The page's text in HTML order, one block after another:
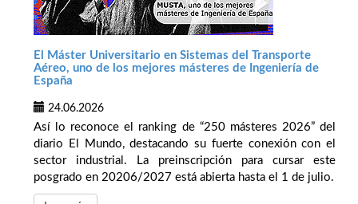
El Máster Universitario en Sistemas del Transporte
Aéreo, uno de los mejores másteres de Ingeniería de
España
24.06.2026
Así lo reconoce el ranking de “250 másteres 2026” del
diario El Mundo, destacando su fuerte conexión con el
sector industrial. La preinscripción para cursar este
posgrado en 20206/2027 está abierta hasta el 1 de julio.